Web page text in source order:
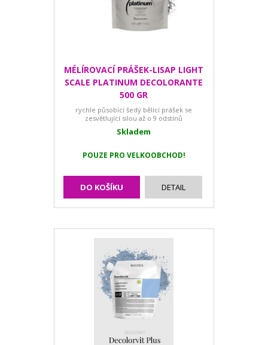
MÉLÍROVACÍ PRÁŠEK-LISAP LIGHT
SCALE PLATINUM DECOLORANTE
500 GR
rychle působící šedý bělicí prášek se
zesvětlující silou až o 9 odstínů
Skladem
POUZE PRO VELKOOBCHOD!
DO KOŠÍKU DETAIL